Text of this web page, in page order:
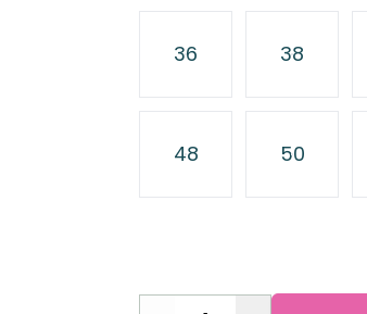
Velg en Størrelser
36 38
48 50